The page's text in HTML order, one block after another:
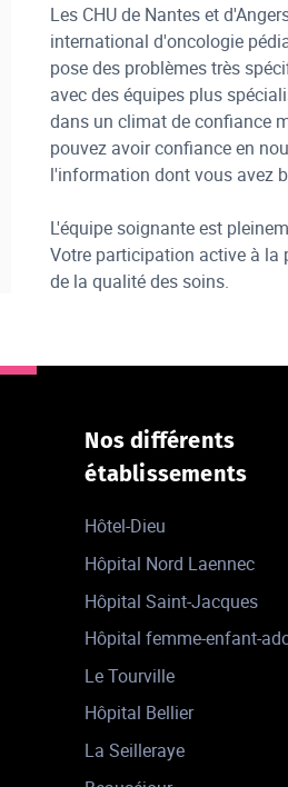
Les CHU de Nantes et
international d'oncologie
pose des problèmes très
avec des équipes plus
dans un climat de confiance
pouvez avoir confiance en
l'information dont vous avez
L'équipe soignante est
Votre participation active à la
de la qualité des soins.
Nos différents
établissements
Hôtel-Dieu
Hôpital Nord Laennec
Hôpital Saint-Jacques
Hôpital femme-enfant-
Le Tourville
Hôpital Bellier
La Seilleraye